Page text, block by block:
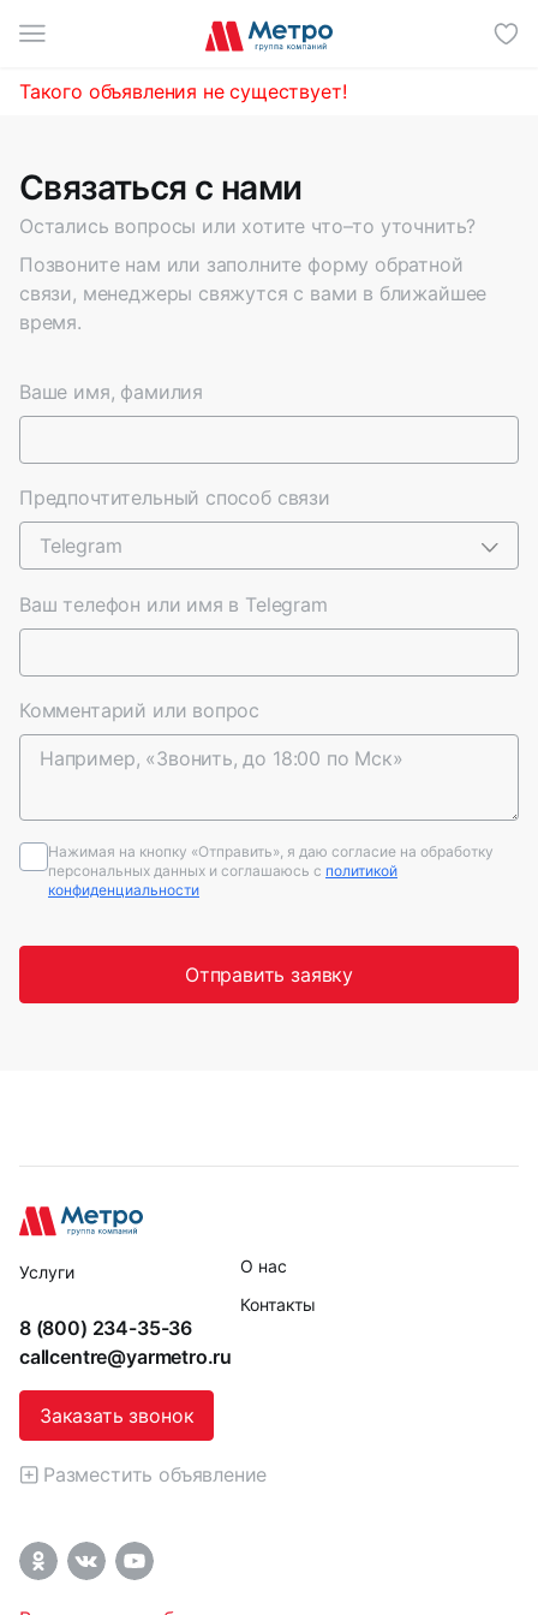
Такого объявления не существует!
Связаться с нами
Остались вопросы или хотите что–то уточнить?
Позвоните нам или заполните форму обратной
связи, менеджеры свяжутся с вами в ближайшее
время.
Ваше имя, фамилия
Telegram
Предпочтительный способ связи
Ваш телефон или имя в Telegram
Комментарий или вопрос
Нажимая на кнопку «Отправить», я даю согласие на обработку
персональных данных и соглашаюсь c политикой
конфиденциальности
Отправить заявку
Услуги
О нас
Контакты
8 (800) 234-35-36
callcentre@yarmetro.ru
Заказать звонок
Разместить объявление